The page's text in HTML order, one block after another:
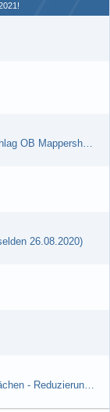
04. Dachabdeckung DGH Mappershain (Vorschlag OB Mappershain vom 01.07.2020)
26.08.2020)
08. Veränderung der Pflege öffentlicher Grünflächen - Reduzierung der Kosten (Schriftlicher Vorschlag von Hr. Rädiker vom 24.07.2020)